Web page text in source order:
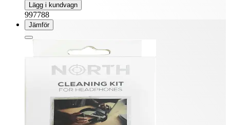
Lägg i kundvagn
997788
Jämför